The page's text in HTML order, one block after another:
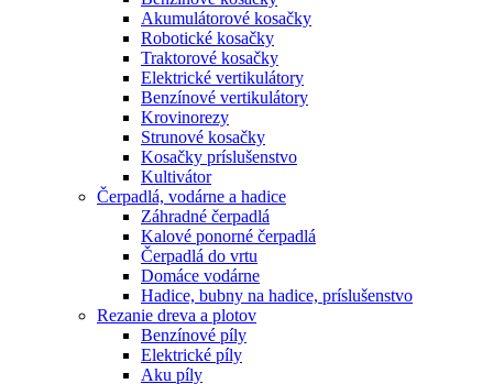
Akumulátorové kosačky
Robotické kosačky
Traktorové kosačky
Elektrické vertikulátory
Benzínové vertikulátory
Krovinorezy
Strunové kosačky
Kosačky príslušenstvo
Kultivátor
Čerpadlá, vodárne a hadice
Záhradné čerpadlá
Kalové ponorné čerpadlá
Čerpadlá do vrtu
Domáce vodárne
Hadice, bubny na hadice, príslušenstvo
Rezanie dreva a plotov
Benzínové píly
Elektrické píly
Aku píly